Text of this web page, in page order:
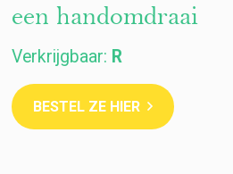
een handomdraai
Verkrijgbaar: Oo
BESTEL ZE HIER